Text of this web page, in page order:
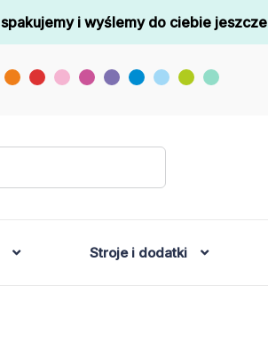
spakujemy i wyślemy do ciebie jeszcze
Stroje i dodatki